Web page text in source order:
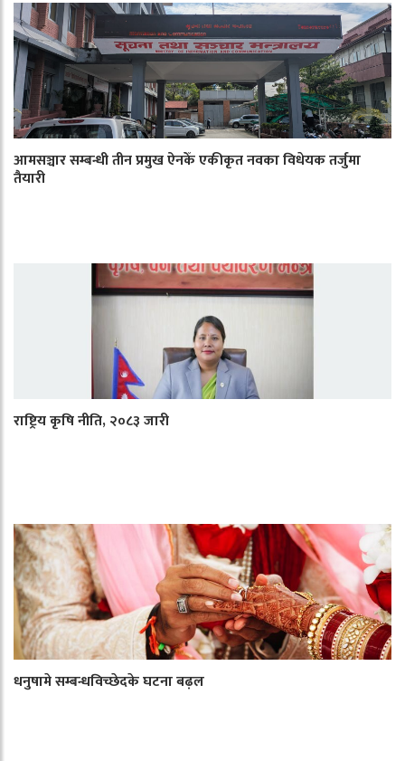
आमसञ्चार सम्बन्धी तीन प्रमुख ऐनकेँ एकीकृत नवका विधेयक तर्जुमा
तैयारी
राष्ट्रिय कृषि नीति, २०८३ जारी
धनुषामे सम्बन्धविच्छेदके घटना बढ़ल